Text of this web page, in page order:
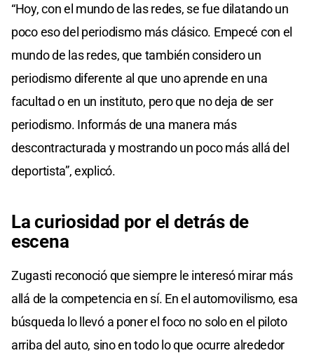
“Hoy, con el mundo de las redes, se fue dilatando un
poco eso del periodismo más clásico. Empecé con el
mundo de las redes, que también considero un
periodismo diferente al que uno aprende en una
facultad o en un instituto, pero que no deja de ser
periodismo. Informás de una manera más
descontracturada y mostrando un poco más allá del
deportista”, explicó.
La curiosidad por el detrás de
escena
Zugasti reconoció que siempre le interesó mirar más
allá de la competencia en sí. En el automovilismo, esa
búsqueda lo llevó a poner el foco no solo en el piloto
arriba del auto, sino en todo lo que ocurre alrededor